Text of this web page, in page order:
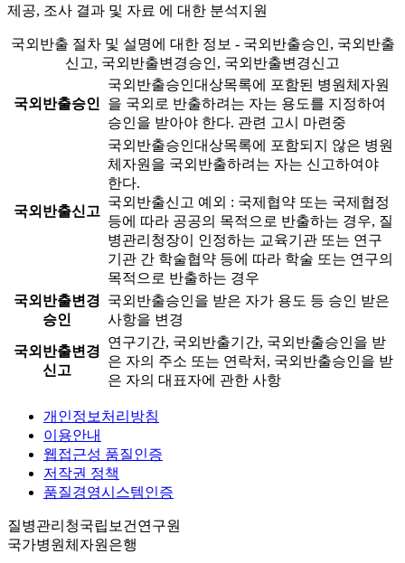
제공, 조사 결과 및 자료 에 대한 분석지원
국외반출 절차 및 설명에 대한 정보 - 국외반출승인, 국외반출
신고, 국외반출변경승인, 국외반출변경신고
국외반출승인
국외반출승인대상목록에 포함된 병원체자원
을 국외로 반출하려는 자는 용도를 지정하여
승인을 받아야 한다. 관련 고시 마련중
국외반출신고
국외반출승인대상목록에 포함되지 않은 병원
체자원을 국외반출하려는 자는 신고하여야
한다.
국외반출신고 예외 : 국제협약 또는 국제협정
등에 따라 공공의 목적으로 반출하는 경우, 질
병관리청장이 인정하는 교육기관 또는 연구
기관 간 학술협약 등에 따라 학술 또는 연구의
목적으로 반출하는 경우
국외반출변경
승인
국외반출승인을 받은 자가 용도 등 승인 받은
사항을 변경
국외반출변경
신고
연구기간, 국외반출기간, 국외반출승인을 받
은 자의 주소 또는 연락처, 국외반출승인을 받
은 자의 대표자에 관한 사항
개인정보처리방침
이용안내
웹접근성 품질인증
저작권 정책
품질경영시스템인증
질병관리청국립보건연구원
국가병원체자원은행